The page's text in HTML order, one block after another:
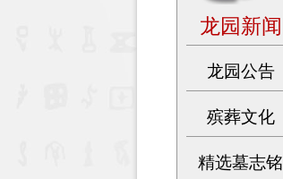
龙园新闻
龙园公告
殡葬文化
精选墓志铭